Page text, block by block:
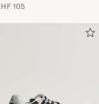
105